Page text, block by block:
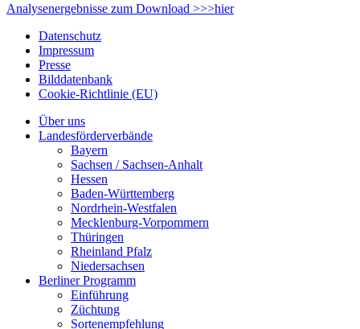
Analysenergebnisse zum Download >>>hier
Datenschutz
Impressum
Presse
Bilddatenbank
Cookie-Richtlinie (EU)
Über uns
Landesförderverbände
Bayern
Sachsen / Sachsen-Anhalt
Hessen
Baden-Württemberg
Nordrhein-Westfalen
Mecklenburg-Vorpommern
Thüringen
Rheinland Pfalz
Niedersachsen
Berliner Programm
Einführung
Züchtung
Sortenempfehlung